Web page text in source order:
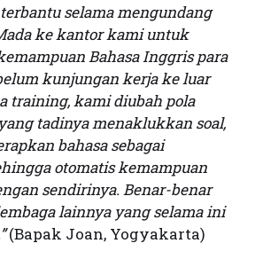
selama mengundang
ke kantor kami untuk
Bahasa Inggris para
kunjungan kerja ke luar
training, kami diubah pola
tadinya menaklukkan soal,
bahasa sebagai
otomatis kemampuan
sendirinya. Benar-benar
lainnya yang selama ini
(Bapak Joan, Yogyakarta)